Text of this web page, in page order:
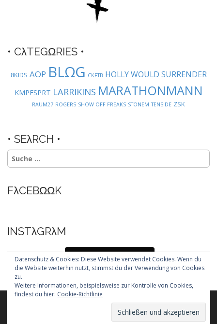
• CλTEGΩRIES •
8KIDS AOP BLΩG CKFTB HOLLY WOULD SURRENDER
KMPFSPRT LARRIKINS MARATHONMANN
RAUM27 ROGERS SHOW OFF FREAKS STONEM TENSIDE ZSK
• SEλRCH •
Suche
nach:
FλCEBΩΩK
INSTλGRλM
Folg mir auf Instagram
. All Rights Reserved.
The Arcade Basic Theme bybavotasan.com.
Datenschutz & Cookies: Diese Website verwendet Cookies. Wenn du
die Website weiterhin nutzt, stimmst du der Verwendung von Cookies
zu.
Weitere Informationen, beispielsweise zur Kontrolle von Cookies,
findest du hier: Cookie-Richtlinie